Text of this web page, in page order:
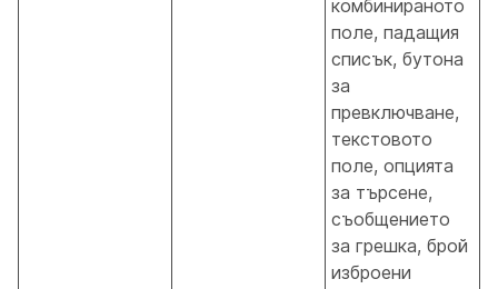
комбинираното
поле, падащия
списък, бутона
за
превключване,
текстовото
поле, опцията
за търсене,
съобщението
за грешка, брой
изброени